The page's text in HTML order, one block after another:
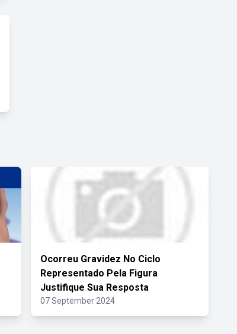
Ocorreu Gravidez No Ciclo
Representado Pela Figura
Justifique Sua Resposta
07 September 2024